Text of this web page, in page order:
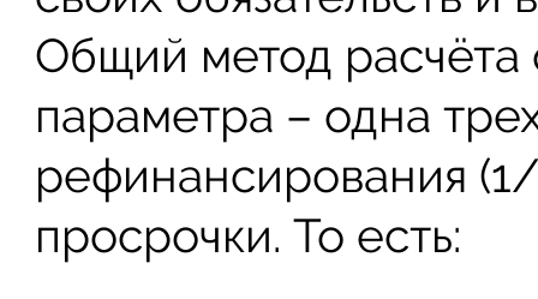
Общий метод расчёта
параметра – одна
рефинансирования
просрочки. То есть: